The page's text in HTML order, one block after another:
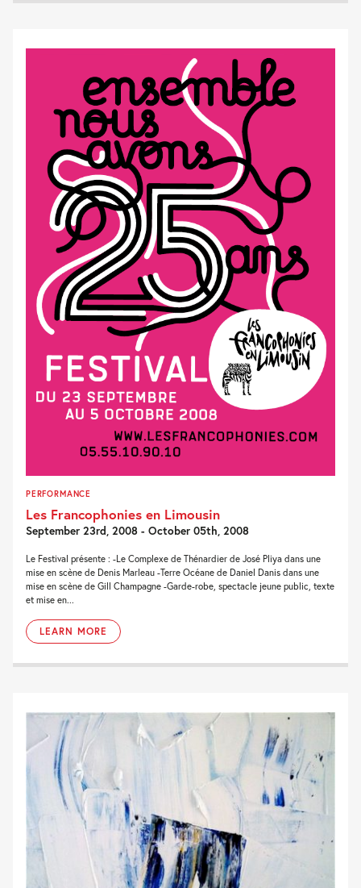
PERFORMANCE
Les Francophonies en Limousin
September 23rd, 2008 - October 05th, 2008
Le Festival présente : -Le Complexe de Thénardier de José Pliya dans une
mise en scène de Denis Marleau -Terre Océane de Daniel Danis dans une
mise en scène de Gill Champagne -Garde-robe, spectacle jeune public, texte
et mise en...
LEARN MORE